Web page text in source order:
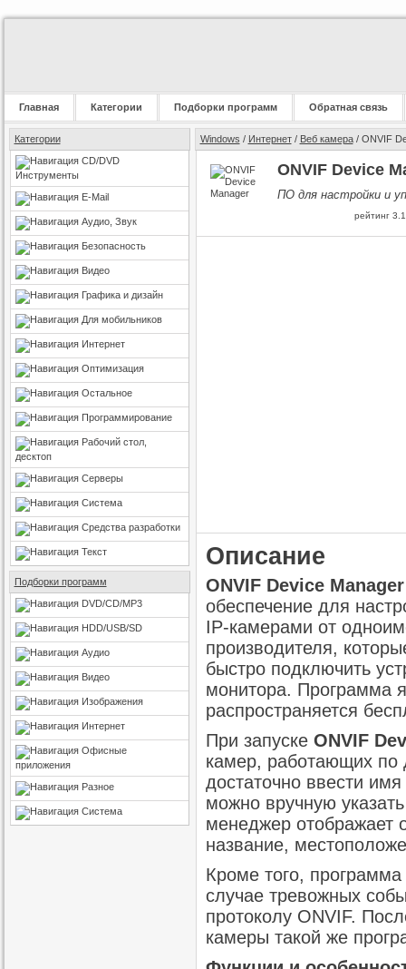
Главная Категории Подборки программ Обратная связь
Категории
CD/DVD
Инструменты
E-Mail
Аудио, Звук
Безопасность
Видео
Графика и дизайн
Для мобильников
Интернет
Оптимизация
Остальное
Программирование
Рабочий стол,
десктоп
Серверы
Система
Средства разработки
Текст
Подборки программ
DVD/CD/MP3
HDD/USB/SD
Аудио
Видео
Изображения
Интернет
Офисные
приложения
Разное
Система
Windows / Интернет/ Веб камера/ ONVIF
ONVIF Device
ПО для настройки и
рейтинг 3.1
Описание
ONVIF Device Manager
обеспечение для
IP-камерами от
производителя,
быстро подключить
монитора. Программа
распространяется
При запуске ONVIF
камер, работающих по
достаточно ввести
можно вручную
менеджер отображает
название,
Кроме того,
случае тревожных
протоколу ONVIF.
камеры такой же